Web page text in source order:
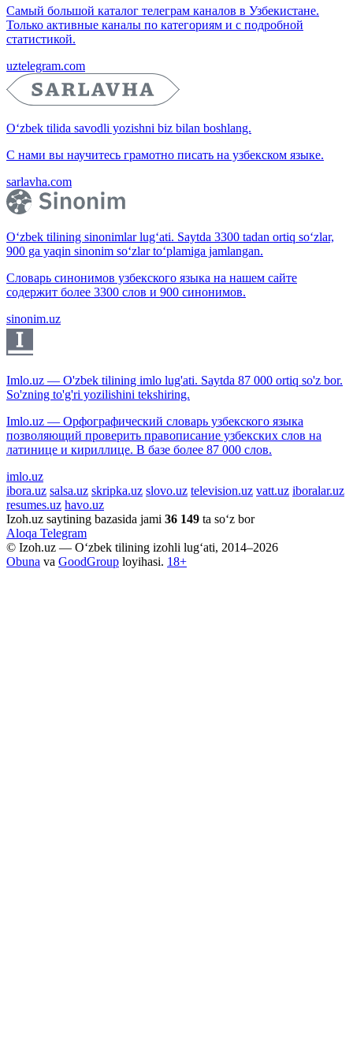
Самый большой каталог телеграм каналов в Узбекистане.
Только активные каналы по категориям и с подробной
статистикой.
uztelegram.com
O‘zbek tilida savodli yozishni biz bilan boshlang.
С нами вы научитесь грамотно писать на узбекском языке.
sarlavha.com
O‘zbek tilining sinonimlar lug‘ati. Saytda 3300 tadan ortiq so‘zlar,
900 ga yaqin sinonim so‘zlar to‘plamiga jamlangan.
Словарь синонимов узбекского языка на нашем сайте
содержит более 3300 слов и 900 синонимов.
sinonim.uz
Imlo.uz — O'zbek tilining imlo lug'ati. Saytda 87 000 ortiq so'z bor.
So'zning to'g'ri yozilishini tekshiring.
Imlo.uz — Орфографический словарь узбекского языка
позволяющий проверить правописание узбекских слов на
латинице и кириллице. В базе более 87 000 слов.
imlo.uz
ibora.uz salsa.uz skripka.uz slovo.uz television.uz vatt.uz iboralar.uz
resumes.uz havo.uz
Izoh.uz saytining bazasida jami 36 149 ta so‘z bor
Aloqa Telegram
© Izoh.uz — O‘zbek tilining izohli lug‘ati, 2014–2026
Obuna va GoodGroup loyihasi. 18+